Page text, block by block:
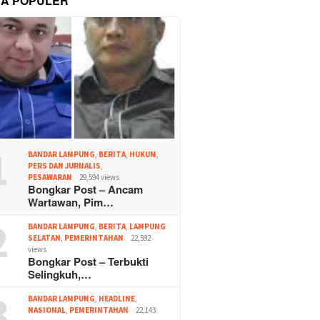
BANDAR LAMPUNG BERITA HUKUM
PERS DAN JURNALIS
PESAWARAN
29,594 views
Bongkar Post – Ancam
Wartawan, Pim…
BANDAR LAMPUNG BERITA LAMPUNG
SELATAN PEMERINTAHAN
22,592
views
Bongkar Post – Terbukti
Selingkuh,…
BANDAR LAMPUNG HEADLINE
NASIONAL PEMERINTAHAN
22,143